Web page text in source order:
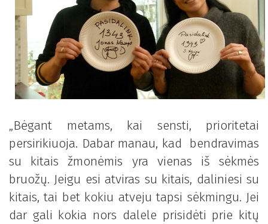
„Bėgant metams, kai sensti, prioritetai
persirikiuoja. Dabar manau, kad bendravimas
su kitais žmonėmis yra vienas iš sėkmės
bruožų. Jeigu esi atviras su kitais, daliniesi su
kitais, tai bet kokiu atveju tapsi sėkmingu. Jei
dar gali kokia nors dalele prisidėti prie kitų